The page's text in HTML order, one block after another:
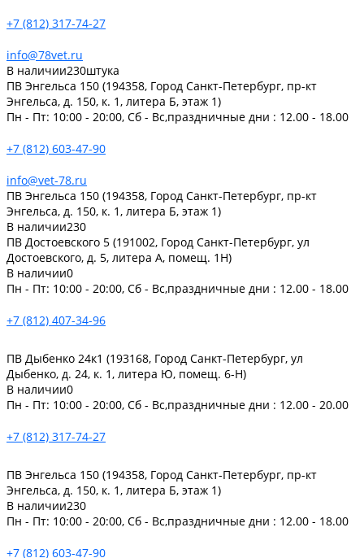
+7 (812) 317-74-27
info@78vet.ru
В наличии230штука
ПВ Энгельса 150 (194358, Город Санкт-Петербург, пр-кт
Энгельса, д. 150, к. 1, литера Б, этаж 1)
Пн - Пт: 10:00 - 20:00, Сб - Вс,праздничные дни : 12.00 - 18.00
+7 (812) 603-47-90
info@vet-78.ru
ПВ Энгельса 150 (194358, Город Санкт-Петербург, пр-кт
Энгельса, д. 150, к. 1, литера Б, этаж 1)
В наличии230
ПВ Достоевского 5 (191002, Город Санкт-Петербург, ул
Достоевского, д. 5, литера А, помещ. 1Н)
В наличии0
Пн - Пт: 10:00 - 20:00, Сб - Вс,праздничные дни : 12.00 - 18.00
+7 (812) 407-34-96
ПВ Дыбенко 24к1 (193168, Город Санкт-Петербург, ул
Дыбенко, д. 24, к. 1, литера Ю, помещ. 6-Н)
В наличии0
Пн - Пт: 10:00 - 20:00, Сб - Вс,праздничные дни : 12.00 - 20.00
+7 (812) 317-74-27
ПВ Энгельса 150 (194358, Город Санкт-Петербург, пр-кт
Энгельса, д. 150, к. 1, литера Б, этаж 1)
В наличии230
Пн - Пт: 10:00 - 20:00, Сб - Вс,праздничные дни : 12.00 - 18.00
+7 (812) 603-47-90